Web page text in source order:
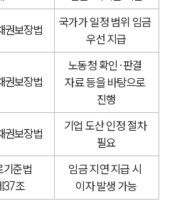
권보장법
국가가 일정 범위 임금
우선 지급
권보장법
노동청 확인·판결
자료 등을 바탕으로
진행
권보장법
기업 도산 인정 절차
필요
기준법
37조
임금 지연 지급 시
이자 발생 가능